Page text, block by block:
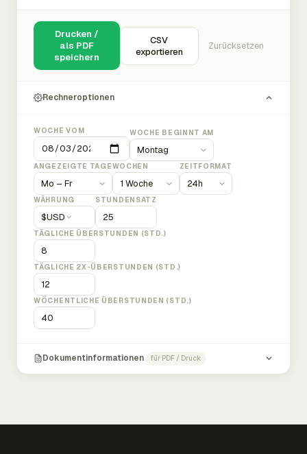
Drucken /
als PDF
speichern
CSV
exportieren
Zurücksetzen
Rechneroptionen
WOCHE VOM WOCHE BEGINNT AM
ANGEZEIGTE TAGEWOCHEN ZEITFORMAT
WÄHRUNG
$USD
STUNDENSATZ
TÄGLICHE ÜBERSTUNDEN (STD.)
TÄGLICHE 2X-ÜBERSTUNDEN (STD.)
WÖCHENTLICHE ÜBERSTUNDEN (STD.)
Dokumentinformationen für PDF / Druck